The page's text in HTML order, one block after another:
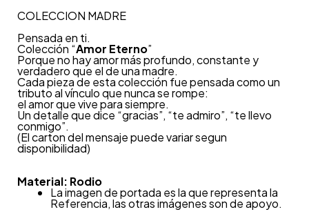
COLECCION MADRE
Pensada en ti.
Colección “Amor Eterno”
Porque no hay amor más profundo, constante y
verdadero que el de una madre.
Cada pieza de esta colección fue pensada como un
tributo al vínculo que nunca se rompe:
el amor que vive para siempre.
Un detalle que dice “gracias”, “te admiro”, “te llevo
conmigo”.
(El carton del mensaje puede variar segun
disponibilidad)
Material: Rodio
La imagen de portada es la que representa la
Referencia, las otras imágenes son de apoyo.